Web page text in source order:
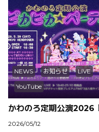
NEWS お知らせ
LIVE
YouTube
2026/05/12